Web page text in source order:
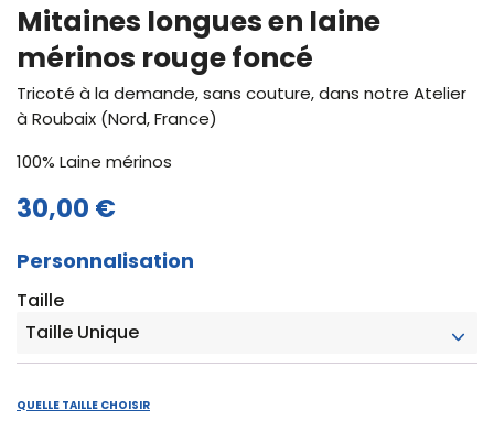
Mitaines longues en laine
mérinos rouge foncé
Tricoté à la demande, sans couture, dans notre Atelier
à Roubaix (Nord, France)
100% Laine mérinos
30,00 €
Personnalisation
Taille
QUELLE TAILLE CHOISIR